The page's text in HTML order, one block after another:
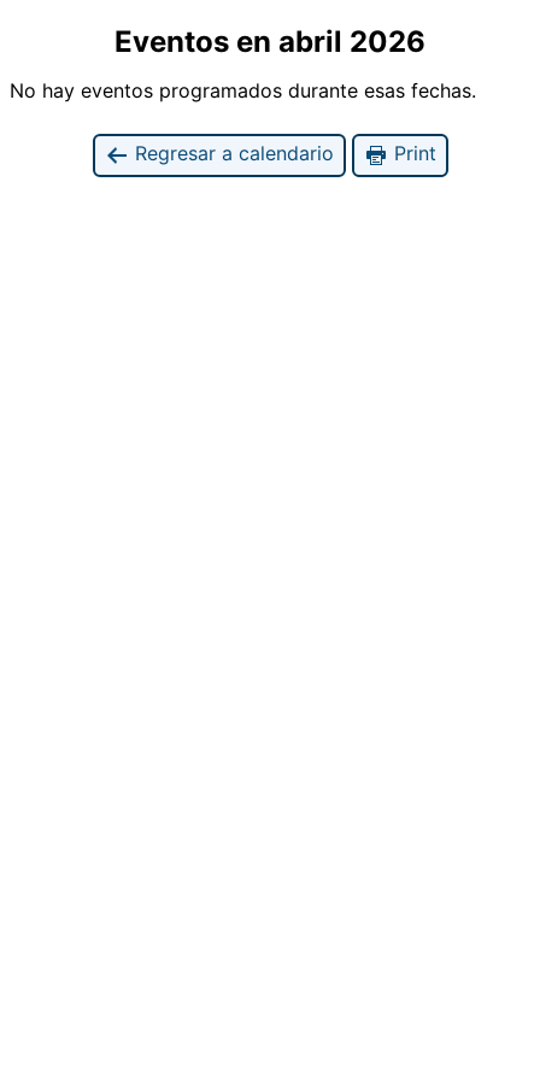
Eventos en abril 2026
No hay eventos programados durante esas fechas.
Regresar a calendario Print